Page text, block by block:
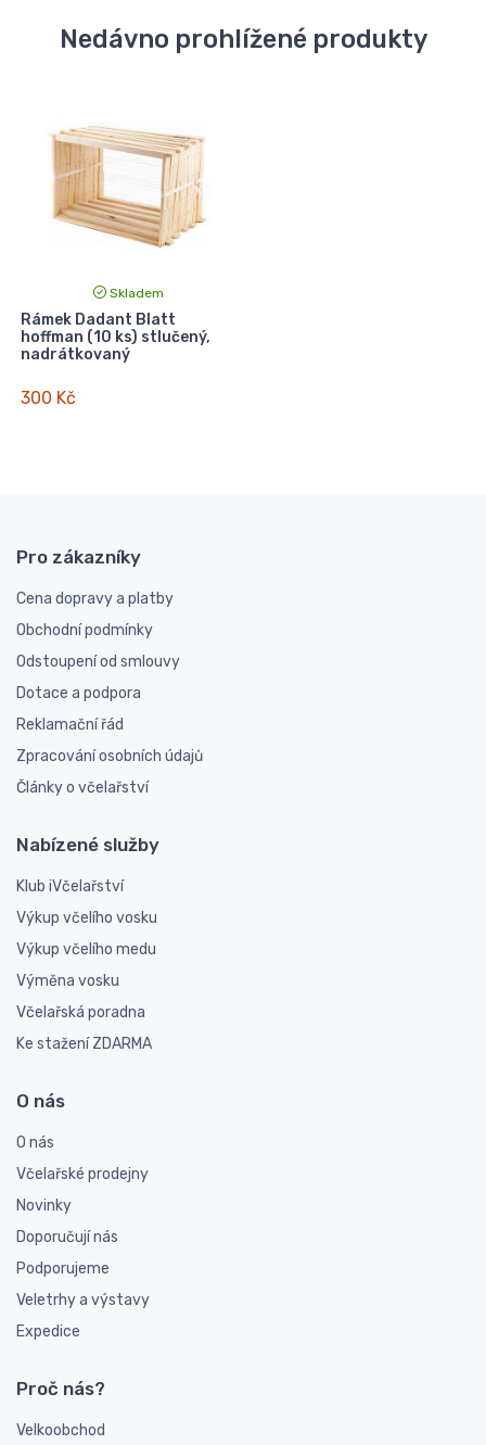
Nedávno prohlížené produkty
Skladem
Rámek Dadant Blatt
hoffman (10 ks) stlučený,
nadrátkovaný
300 Kč
Pro zákazníky
Cena dopravy a platby
Obchodní podmínky
Odstoupení od smlouvy
Dotace a podpora
Reklamační řád
Zpracování osobních údajů
Články o včelařství
Nabízené služby
Klub iVčelařství
Výkup včelího vosku
Výkup včelího medu
Výměna vosku
Včelařská poradna
Ke stažení ZDARMA
O nás
O nás
Včelařské prodejny
Novinky
Doporučují nás
Podporujeme
Veletrhy a výstavy
Expedice
Proč nás?
Velkoobchod